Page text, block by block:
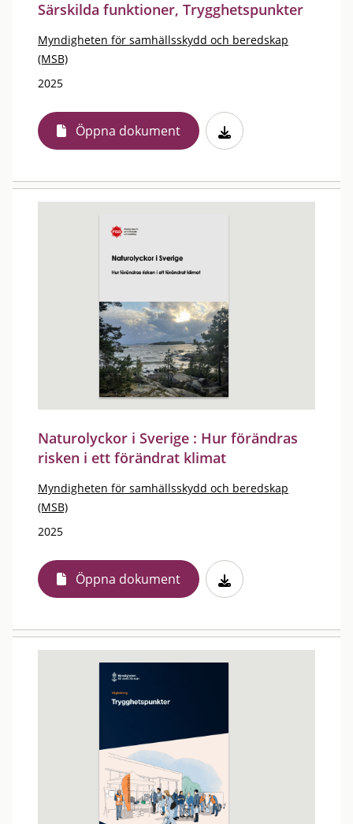
Särskilda funktioner, Trygghetspunkter
Myndigheten för samhällsskydd och beredskap
(MSB)
2025
Öppna dokument
Naturolyckor i Sverige : Hur förändras
risken i ett förändrat klimat
Myndigheten för samhällsskydd och beredskap
(MSB)
2025
Öppna dokument